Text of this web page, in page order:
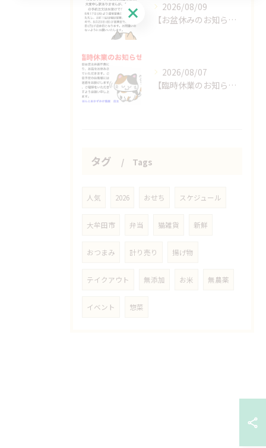
2026/08/09
【お盆休みのお知らせ】
2026/08/07
【臨時休業のお知らせ】
タグ Tags
人気 2026 おせち スケジュール
大牟田市 弁当 猫雑貨 新鮮
おつまみ 計り売り 揚げ物
テイクアウト 無添加 お米 無農薬
イベント 惣菜
LINE登録はこちら